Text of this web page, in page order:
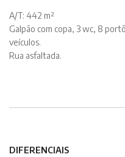
A/T: 442 m²
Galpão com copa, 3 wc, 8
veículos.
Rua asfaltada.
DIFERENCIAIS